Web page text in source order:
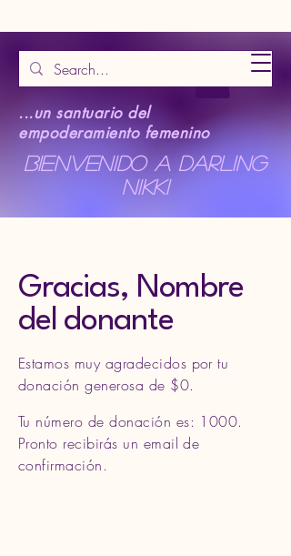
...un santuario del
empoderamiento femenino
Bienvenido a Darling
Nikki
Gracias, Nombre
del donante
Estamos muy agradecidos por tu
donación generosa de $0.
Tu número de donación es: 1000.
Pronto recibirás un email de
confirmación.